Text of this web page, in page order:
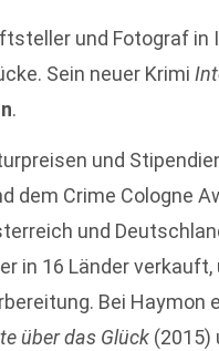
und Fotograf in
Sein neuer Krimi
.
und
dem Crime Cologne
und
in 16 Länder verkauft,
Bei Haymon
über das Glück (2015)